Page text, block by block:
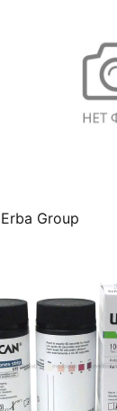
Erba Group